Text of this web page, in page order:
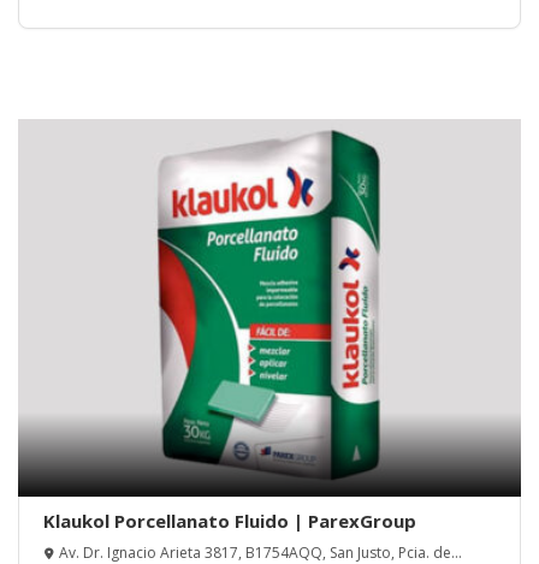
Klaukol Porcellanato Fluido | ParexGroup
Av. Dr. Ignacio Arieta 3817, B1754AQQ, San Justo, Pcia. de